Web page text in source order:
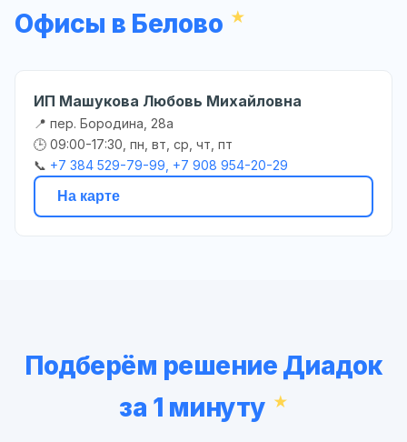
Офисы в Белово
ИП Машукова Любовь Михайловна
📍 пер. Бородина, 28а
🕒 09:00-17:30, пн, вт, ср, чт, пт
📞 +7 384 529-79-99, +7 908 954-20-29
На карте
Подберём решение Диадок
за 1 минуту